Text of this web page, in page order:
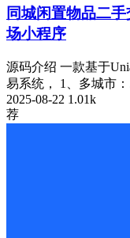
同城闲置物品二
场小程序
源码介绍 一款基于
易系统， 1、多城市：
2025-08-22 1.01k
荐